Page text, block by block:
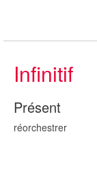
Infinitif
Présent
réorchestrer